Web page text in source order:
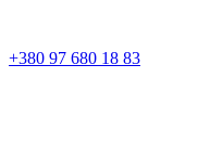
+380 97 680 18 83